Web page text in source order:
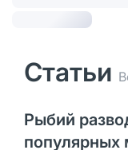
Статьи
Рыбий